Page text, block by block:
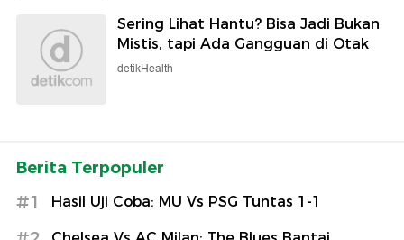
Sering Lihat Hantu? Bisa Jadi Bukan
Mistis, tapi Ada Gangguan di Otak
detikHealth
Berita Terpopuler
#1 Hasil Uji Coba: MU Vs PSG Tuntas 1-1